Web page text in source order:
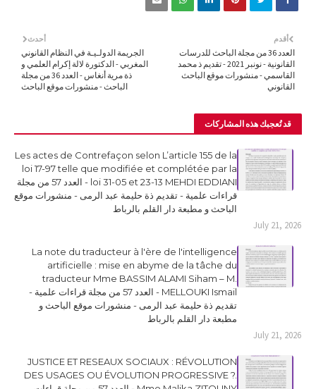
أحدث
الجريمة الدولـيـة في النظام القانوني
المغربي - الدكتورة لالة إكرام العلمي و
ذة مرية أنغاس - العدد 36 من مجلة
الباحث - منشورات موقع الباحث
أقدم
العدد 36 من مجلة الباحث للدرسات
القانونية - نونبر 2021 - تقديم ذ محمد
القاسمي - منشورات موقع الباحث
القانوني
قد تُعجبك هذه المشاركات
Les actes de Contrefaçon selon L’article 155 de la
loi 17-97 telle que modifiée et complétée par la
loi 31-05 et 23-13 MEHDI EDDIANI - العدد 57 من مجلة
قراءات علمية - تقديم ذة حليمة عبد الرمى - منشورات موقع
الباحث و مطبعة دار القلم بالرباط
July 21, 2026
La note du traducteur à l'ère de l'intelligence
artificielle : mise en abyme de la tâche du
traducteur Mme BASSIM ALAMI Siham – M.
MELLOUKI Ismail - العدد 57 من مجلة قراءات علمية -
تقديم ذة حليمة عبد الرمى - منشورات موقع الباحث و
مطبعة دار القلم بالرباط
July 21, 2026
JUSTICE ET RESEAUX SOCIAUX : RÉVOLUTION
DES USAGES OU ÉVOLUTION PROGRESSIVE ?.